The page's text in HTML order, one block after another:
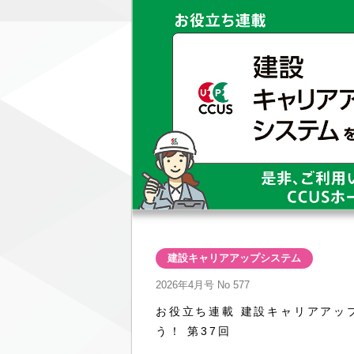
建設キャリアアップシステム
2026年4月号 No 577
お役立ち連載 建設キャリアアッ
う！ 第37回